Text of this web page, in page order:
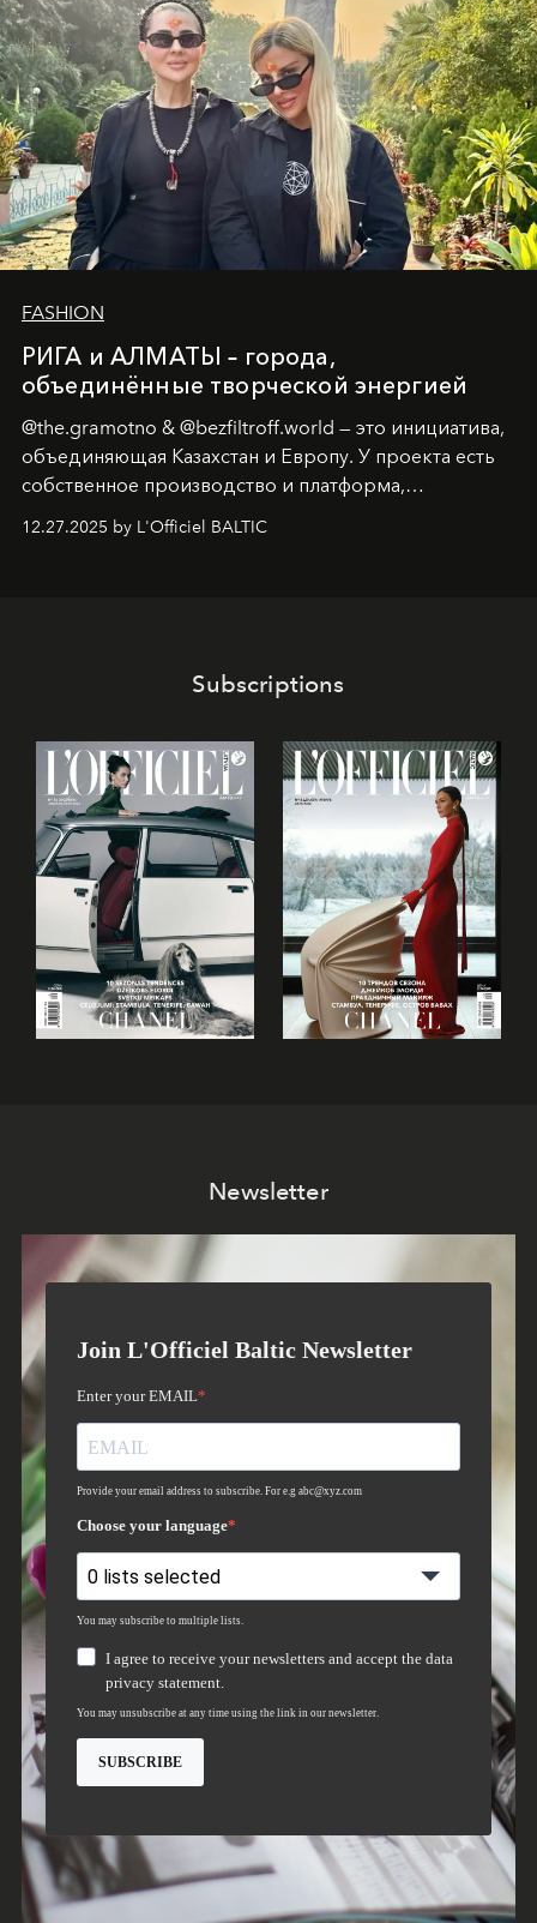
FASHION
РИГА и АЛМАТЫ – города,
объединённые творческой энергией
@the.gramotno & @bezfiltroff.world — это инициатива,
объединяющая Казахстан и Европу. У проекта есть
собственное производство и платформа,
предоставляющая возможности, поддержку и
решения для дизайнеров и молодых брендов.
12.27.2025 by L'Officiel BALTIC
Subscriptions
Newsletter